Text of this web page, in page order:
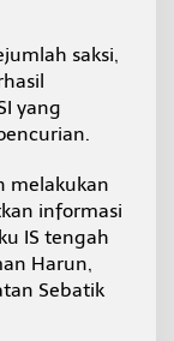
saksi,
yang
melakukan
informasi
IS tengah
Harun,
Sebatik